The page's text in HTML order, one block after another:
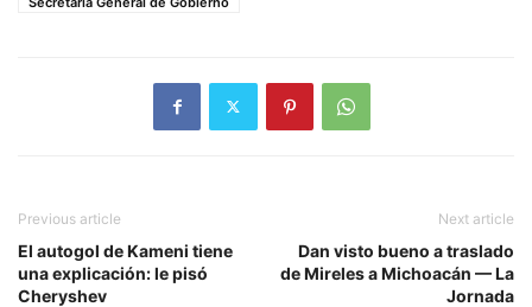
Previous article
El autogol de Kameni tiene
una explicación: le pisó
Cheryshev
Next article
Dan visto bueno a traslado
de Mireles a Michoacán — La
Jornada